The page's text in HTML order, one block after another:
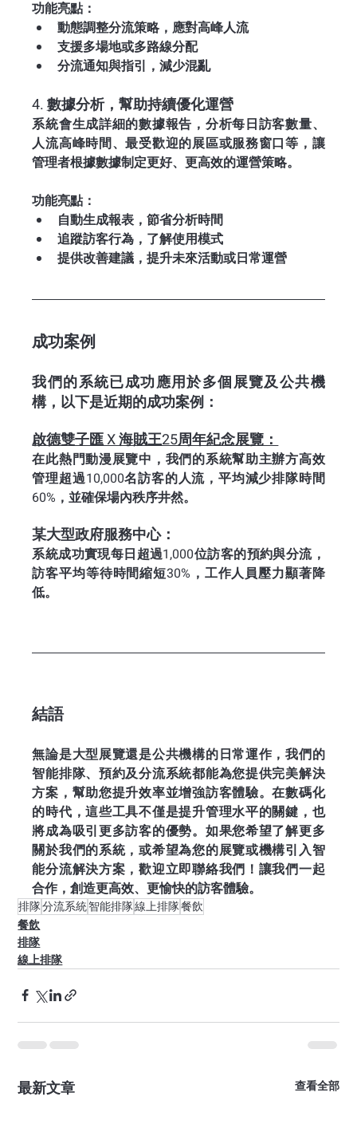
功能亮點：
動態調整分流策略，應對高峰人流
支援多場地或多路線分配
分流通知與指引，減少混亂
4. 數據分析，幫助持續優化運營
系統會生成詳細的數據報告，分析每日訪客數量、
人流高峰時間、最受歡迎的展區或服務窗口等，讓
管理者根據數據制定更好、更高效的運營策略。
功能亮點：
自動生成報表，節省分析時間
追蹤訪客行為，了解使用模式
提供改善建議，提升未來活動或日常運營
成功案例
我們的系統已成功應用於多個展覽及公共機
構，以下是近期的成功案例：
啟德雙子匯 X 海賊王25周年紀念展覽：
在此熱門動漫展覽中，我們的系統幫助主辦方高效
管理超過10,000名訪客的人流，平均減少排隊時間
60%，並確保場內秩序井然。
某大型政府服務中心：
系統成功實現每日超過1,000位訪客的預約與分流，
訪客平均等待時間縮短30%，工作人員壓力顯著降
低。
結語
無論是大型展覽還是公共機構的日常運作，我們的
智能排隊、預約及分流系統都能為您提供完美解決
方案，幫助您提升效率並增強訪客體驗。在數碼化
的時代，這些工具不僅是提升管理水平的關鍵，也
將成為吸引更多訪客的優勢。如果您希望了解更多
關於我們的系統，或希望為您的展覽或機構引入智
能分流解決方案，歡迎立即聯絡我們！讓我們一起
合作，創造更高效、更愉快的訪客體驗。
排隊分流系統智能排隊線上排隊餐飲
餐飲
排隊
線上排隊
最新文章 查看全部